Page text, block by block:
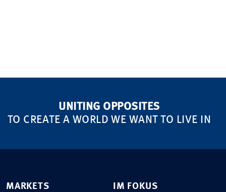
UNITING OPPOSITES
TO CREATE A WORLD WE WANT TO LIVE IN
MARKETS IM FOKUS